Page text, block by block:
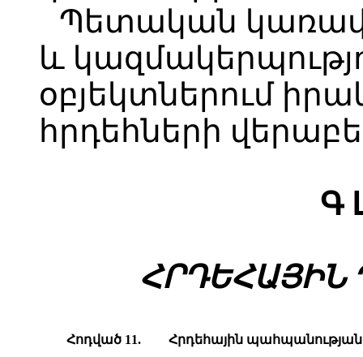
Պետական
և
օբյեկտներում
հրդեհների
Գ
ՀՐԴԵՀԱՅԻՆ
Հոդված 11. Հրդեհային